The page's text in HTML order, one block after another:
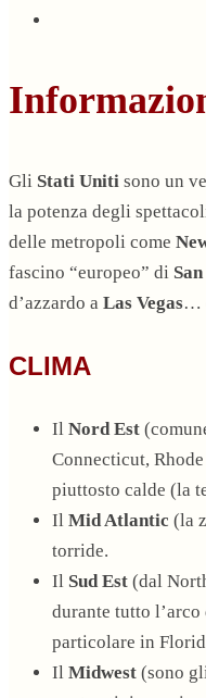
Gli Stati Uniti sono un
la potenza degli
delle metropoli come
fascino “europeo” di
d’azzardo a Las Vegas…
CLIMA
Il Nord Est
Connecticut,
piuttosto calde (la
Il Mid Atlantic (la
torride.
Il Sud Est (dal
durante tutto
particolare in
Il Midwest (sono